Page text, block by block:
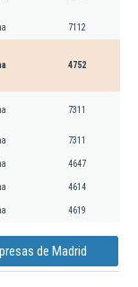
7112
4752
7311
7311
4647
4614
4619
de Madrid